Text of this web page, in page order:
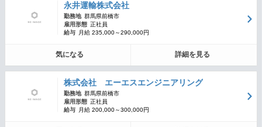
永井運輸株式会社
勤務地 群馬県前橋市
雇用形態 正社員
給与
月給 235,000～290,000円
気になる 詳細を見る
株式会社 エーエスエンジニアリング
勤務地 群馬県前橋市
雇用形態 正社員
給与
月給 200,000～300,000円